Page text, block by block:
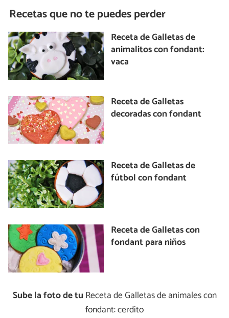
Recetas que no te puedes perder
Receta de Galletas de
animalitos con fondant:
vaca
Receta de Galletas
decoradas con fondant
Receta de Galletas de
fútbol con fondant
Receta de Galletas con
fondant para niños
Sube la foto de tu Receta de Galletas de animales con
fondant: cerdito